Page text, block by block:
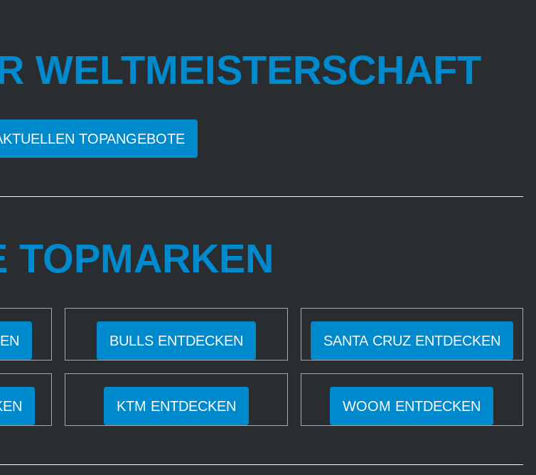
WELTMEISTERSCHAFT
TOPANGEBOTE
TOPMARKEN
BULLS ENTDECKEN SANTA CRUZ ENTDECKEN
KTM ENTDECKEN WOOM ENTDECKEN